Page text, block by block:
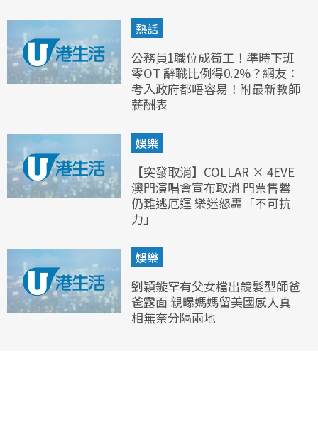
熱話
公務員1職位成筍工！準時下班
零OT 辭職比例得0.2%？網友：
考入政府都唔容易！附最新教師
薪酬表
娛樂
【突發取消】COLLAR × 4EVE
澳門演唱會宣布取消 門票售罄
仍難逃厄運 樂迷怒轟「不可抗
力」
娛樂
劉穎鏇罕有父女檔出鏡髮型師爸
爸露面 親曝媽媽留美國感人真
相無奈分隔兩地